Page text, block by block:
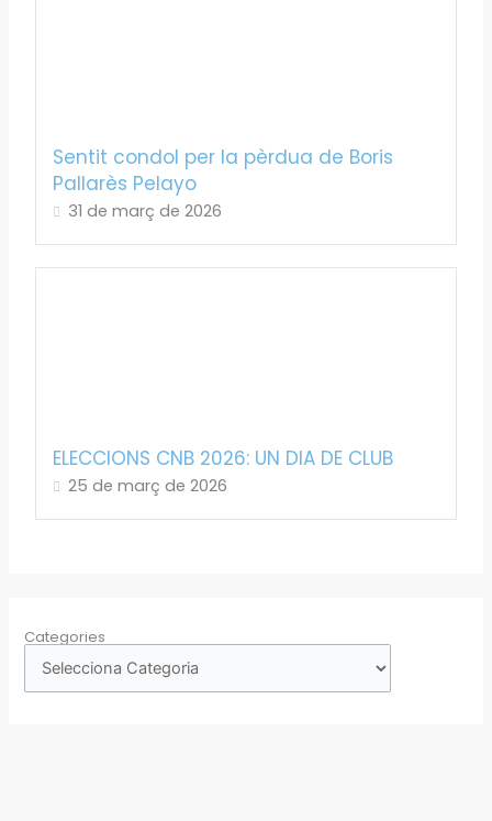
Sentit condol per la pèrdua de Boris
Pallarès Pelayo
31 de març de 2026
ELECCIONS CNB 2026: UN DIA DE CLUB
25 de març de 2026
Categories